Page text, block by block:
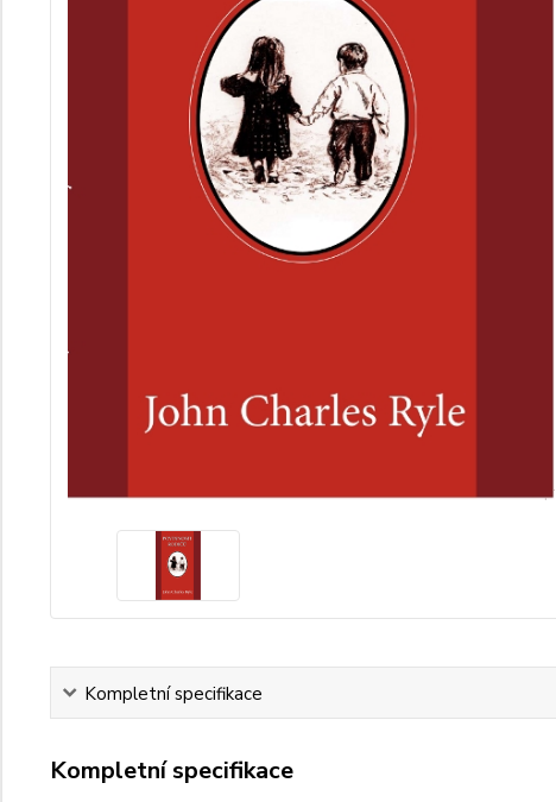
Kompletní specifikace
Kompletní specifikace